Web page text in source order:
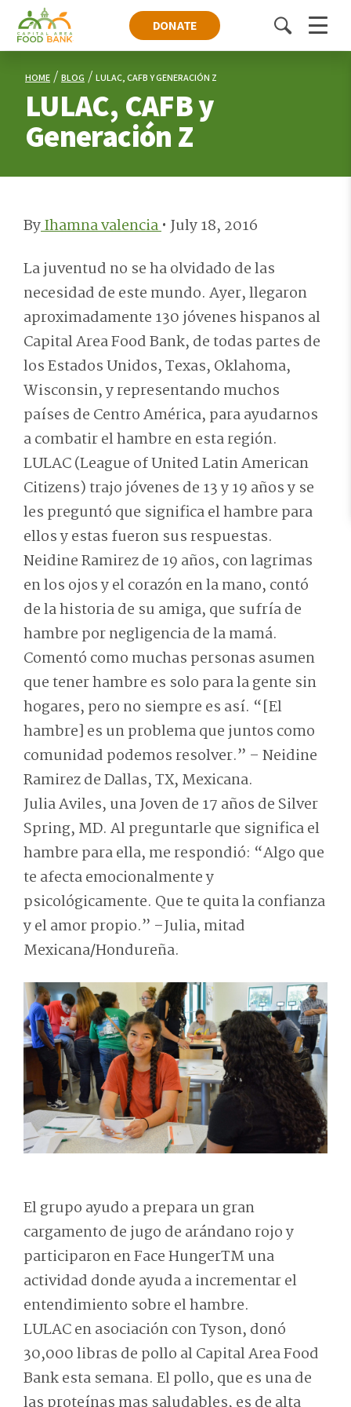
DONATE
ToggleMenu
HOME BLOG LULAC, CAFB Y GENERACIÓN Z
LULAC, CAFB y
Generación Z
ByIhamna valencia• July 18, 2016
La juventud no se ha olvidado de las
necesidad de este mundo. Ayer, llegaron
aproximadamente 130 jóvenes hispanos al
Capital Area Food Bank, de todas partes de
los Estados Unidos, Texas, Oklahoma,
Wisconsin, y representando muchos
países de Centro América, para ayudarnos
a combatir el hambre en esta región.
LULAC (League of United Latin American
Citizens) trajo jóvenes de 13 y 19 años y se
les preguntó que significa el hambre para
ellos y estas fueron sus respuestas.
Neidine Ramirez de 19 años, con lagrimas
en los ojos y el corazón en la mano, contó
de la historia de su amiga, que sufría de
hambre por negligencia de la mamá.
Comentó como muchas personas asumen
que tener hambre es solo para la gente sin
hogares, pero no siempre es así. “[El
hambre] es un problema que juntos como
comunidad podemos resolver.” – Neidine
Ramirez de Dallas, TX, Mexicana.
Julia Aviles, una Joven de 17 años de Silver
Spring, MD. Al preguntarle que significa el
hambre para ella, me respondió: “Algo que
te afecta emocionalmente y
psicológicamente. Que te quita la confianza
y el amor propio.” –Julia, mitad
Mexicana/Hondureña.
El grupo ayudo a prepara un gran
cargamento de jugo de arándano rojo y
participaron en Face HungerTM una
actividad donde ayuda a incrementar el
entendimiento sobre el hambre.
LULAC en asociación con Tyson, donó
30,000 libras de pollo al Capital Area Food
Bank esta semana. El pollo, que es una de